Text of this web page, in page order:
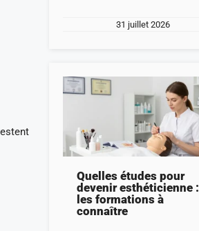
31 juillet 2026
Quelles études pour
devenir esthéticienne :
les formations à
connaître